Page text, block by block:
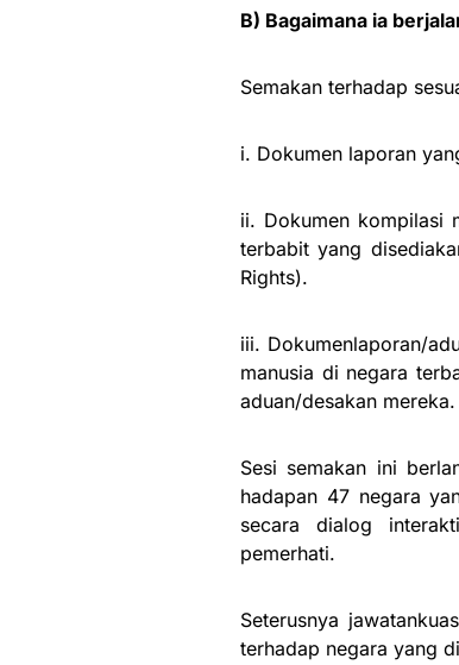
B) Bagaimana ia
Semakan terhadap
i. Dokumen laporan
ii. Dokumen kompilasi
terbabit yang
Rights).
iii. Dokumenlaporan/
manusia di negara
aduan/desakan mereka.
Sesi semakan ini
hadapan 47 negara
secara dialog
pemerhati.
Seterusnya
terhadap negara yang